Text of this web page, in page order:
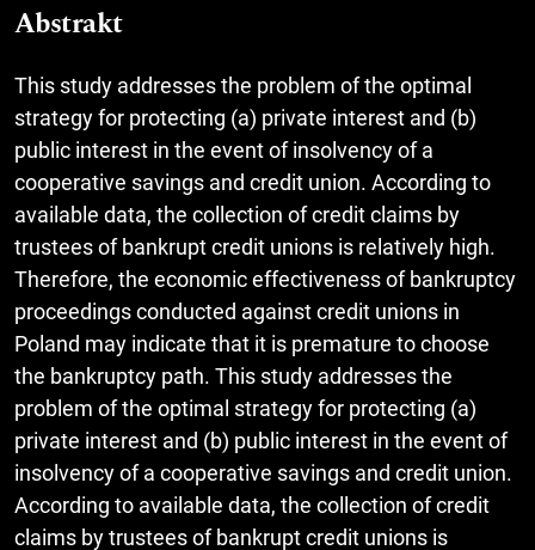
Abstrakt
This study addresses the problem of the optimal
strategy for protecting (a) private interest and (b)
public interest in the event of insolvency of a
cooperative savings and credit union. According to
available data, the collection of credit claims by
trustees of bankrupt credit unions is relatively high.
Therefore, the economic effectiveness of bankruptcy
proceedings conducted against credit unions in
Poland may indicate that it is premature to choose
the bankruptcy path. This study addresses the
problem of the optimal strategy for protecting (a)
private interest and (b) public interest in the event of
insolvency of a cooperative savings and credit union.
According to available data, the collection of credit
claims by trustees of bankrupt credit unions is